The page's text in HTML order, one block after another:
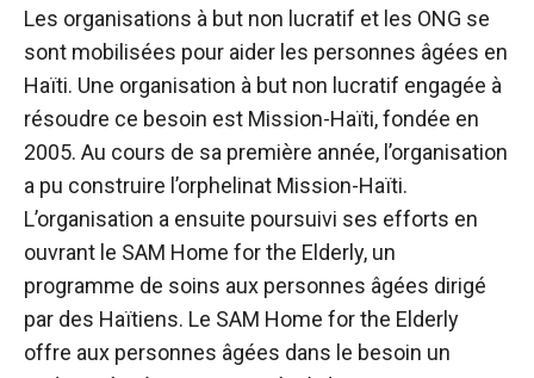
Les organisations à but non lucratif et les ONG se
sont mobilisées pour aider les personnes âgées en
Haïti. Une organisation à but non lucratif engagée à
résoudre ce besoin est Mission-Haïti, fondée en
2005. Au cours de sa première année, l’organisation
a pu construire l’orphelinat Mission-Haïti.
L’organisation a ensuite poursuivi ses efforts en
ouvrant le SAM Home for the Elderly, un
programme de soins aux personnes âgées dirigé
par des Haïtiens. Le SAM Home for the Elderly
offre aux personnes âgées dans le besoin un